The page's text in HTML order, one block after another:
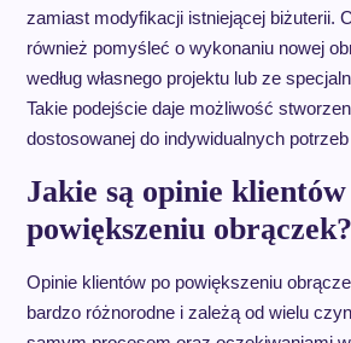
zamiast modyfikacji istniejącej biżuterii.
również pomyśleć o wykonaniu nowej
według własnego projektu lub ze
Takie podejście daje możliwość
dostosowanej do indywidualnych potrzeb
Jakie są opinie klientów
powiększeniu obrączek?
Opinie klientów po powiększeniu
bardzo różnorodne i zależą od wielu